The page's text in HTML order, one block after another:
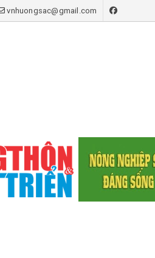
vnhuongsac@gmail.com